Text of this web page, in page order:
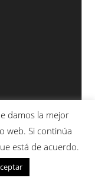
damos la mejor
web. Si continúa
está de acuerdo.